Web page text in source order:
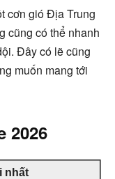
cơn gió Địa Trung
cũng có thể nhanh
Đây có lẽ cũng
muốn mang tới
2026
nhất